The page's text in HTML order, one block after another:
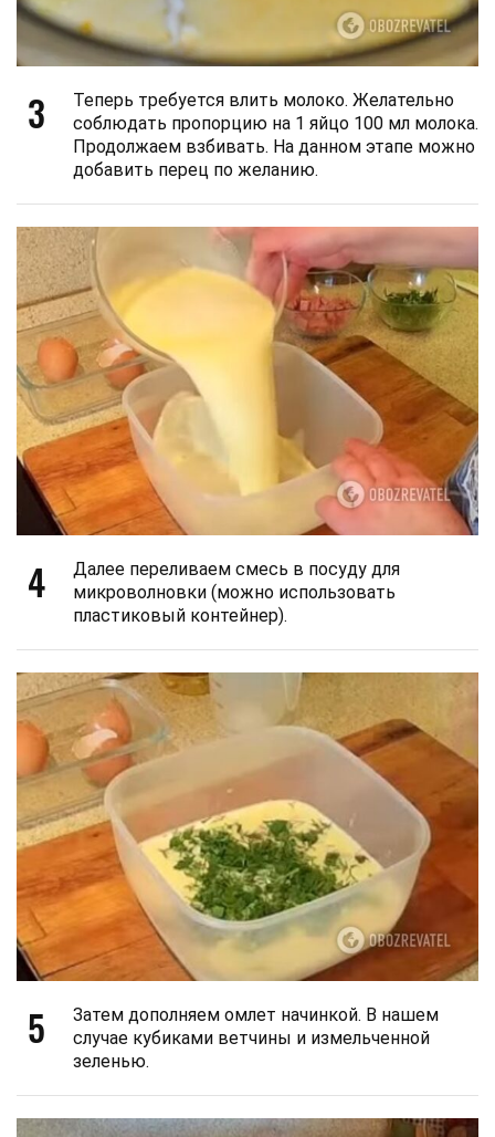
3
Теперь требуется влить молоко. Желательно
соблюдать пропорцию на 1 яйцо 100 мл молока.
Продолжаем взбивать. На данном этапе можно
добавить перец по желанию.
4
Далее переливаем смесь в посуду для
микроволновки (можно использовать
пластиковый контейнер).
5
Затем дополняем омлет начинкой. В нашем
случае кубиками ветчины и измельченной
зеленью.